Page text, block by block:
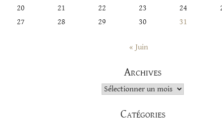
20
21 22 23 24
27
28 29 30 31
« Juin
Archives
Archives
Catégories